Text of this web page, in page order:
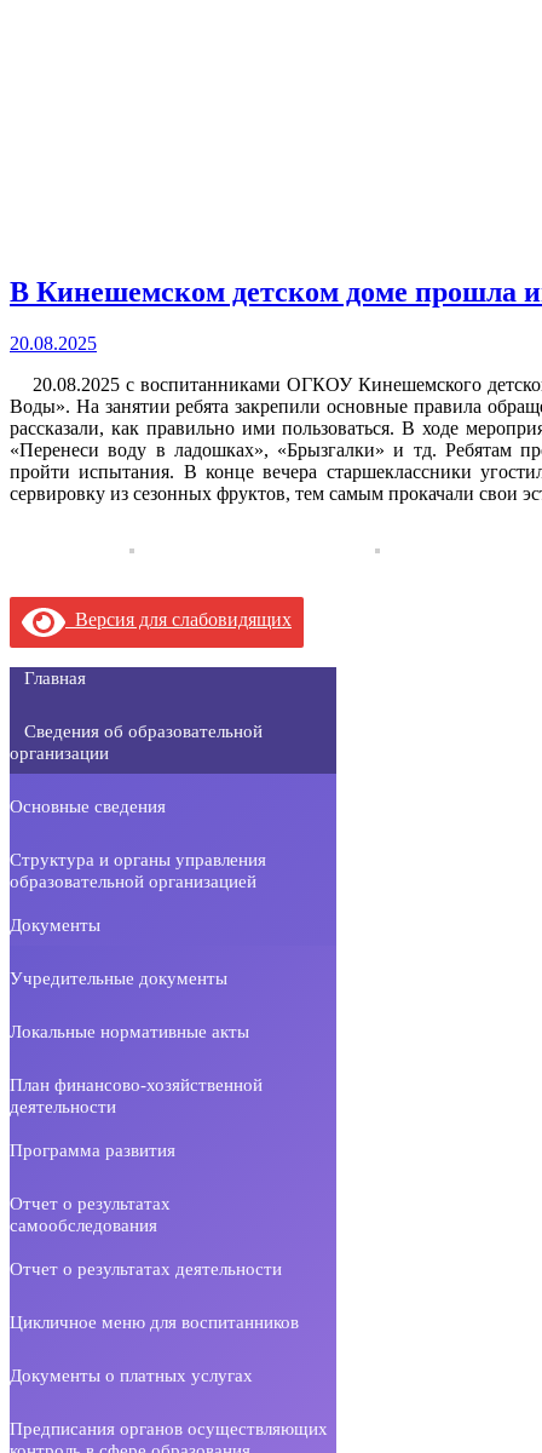
В Кинешемском детском доме прошла
20.08.2025
20.08.2025 с воспитанниками ОГКОУ Кинешемского
Воды». На занятии ребята закрепили основные правила
рассказали, как правильно ими пользоваться. В ходе
«Перенеси воду в ладошках», «Брызгалки» и тд. Ребятам
пройти испытания. В конце вечера старшеклассники
сервировку из сезонных фруктов, тем самым прокачали свои
Версия для слабовидящих
Главная
Сведения об образовательной
организации
Основные сведения
Структура и органы управления
образовательной организацией
Документы
Учредительные документы
Локальные нормативные акты
План финансово-хозяйственной
деятельности
Программа развития
Отчет о результатах
самообследования
Отчет о результатах деятельности
Цикличное меню для воспитанников
Документы о платных услугах
Предписания органов осуществляющих